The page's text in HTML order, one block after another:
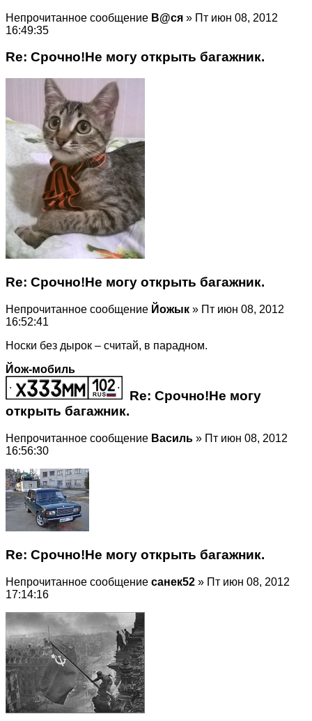
Непрочитанное сообщение В@cя » Пт июн 08, 2012
16:49:35
Re: Срочно!Не могу открыть багажник.
Re: Срочно!Не могу открыть багажник.
Непрочитанное сообщение Йожык » Пт июн 08, 2012
16:52:41
Носки без дырок – считай, в парадном.
Йож-мобиль
Re: Срочно!Не могу
открыть багажник.
Непрочитанное сообщение Василь » Пт июн 08, 2012
16:56:30
Re: Срочно!Не могу открыть багажник.
Непрочитанное сообщение санек52 » Пт июн 08, 2012
17:14:16